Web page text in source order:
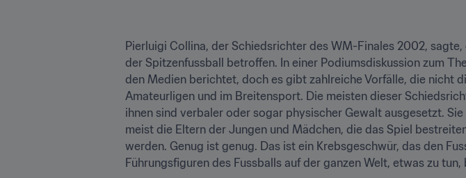
Pierluigi Collina, der Schiedsrichter des WM-Finales 2002,
der Spitzenfussball betroffen. In einer Podiumsdiskussion zum
den Medien berichtet, doch es gibt zahlreiche Vorfälle, die nicht
Amateurligen und im Breitensport. Die meisten dieser
ihnen sind verbaler oder sogar physischer Gewalt ausgesetzt.
meist die Eltern der Jungen und Mädchen, die das Spiel
werden. Genug ist genug. Das ist ein Krebsgeschwür, das den
Führungsfiguren des Fussballs auf der ganzen Welt, etwas zu